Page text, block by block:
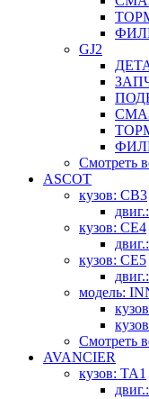
GJ2
Смотреть
ASCOT
кузов: CB3
кузов: CE4
кузов: CE5
модель:
Смотреть
AVANCIER
кузов: TA1